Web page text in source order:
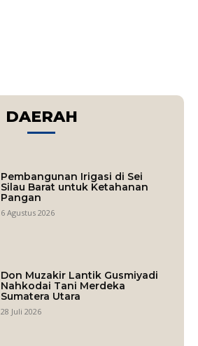
DAERAH
Pembangunan Irigasi di Sei
Silau Barat untuk Ketahanan
Pangan
6 Agustus 2026
Don Muzakir Lantik Gusmiyadi
Nahkodai Tani Merdeka
Sumatera Utara
28 Juli 2026